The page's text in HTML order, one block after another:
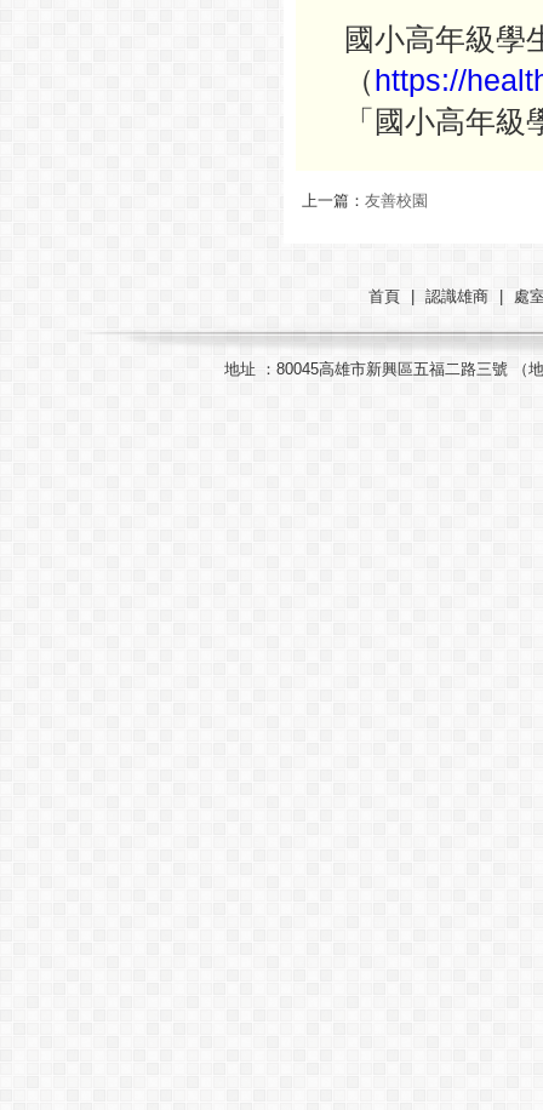
國小高年級學
（https://
「國小高年
上一篇： 友善校園
首頁 | 認識雄商 | 處
地址 ：80045高雄市新興區五福二路三號 （